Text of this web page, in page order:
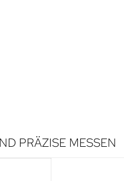
PRÄZISE MESSEN